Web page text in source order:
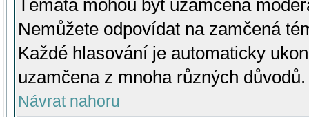
Témata mohou být uzamčena
Nemůžete odpovídat na zamčená
Každé hlasování je automaticky
uzamčena z mnoha různých důvodů.
Návrat nahoru